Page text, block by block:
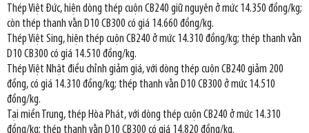
Thép Việt Đức, hiện dòng thép cuộn CB240 giữ nguyên ở mức 14.350 đồng/kg;
còn thép thanh vằn D10 CB300 có giá 14.660 đồng/kg.
Thép Việt Sing, hiện thép cuộn CB240 ở mức 14.310 đồng/kg; thép thanh vằn
D10 CB300 có giá 14.510 đồng/kg.
Thép Việt Nhật điều chỉnh giảm giá, với dòng thép cuộn CB240 giảm 200
đồng, có giá 14.310 đồng/kg; thép thanh vằn D10 CB300 ở mức 14.510
đồng/kg.
Tại miền Trung, thép Hòa Phát, với dòng thép cuộn CB240 ở mức 14.310
đồng/kg; thép thanh vằn D10 CB300 có giá 14.820 đồng/kg.